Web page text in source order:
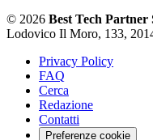
© 2026 Best Tech Partner
Lodovico Il Moro, 133,
Privacy Policy
FAQ
Cerca
Redazione
Contatti
Preferenze cookie